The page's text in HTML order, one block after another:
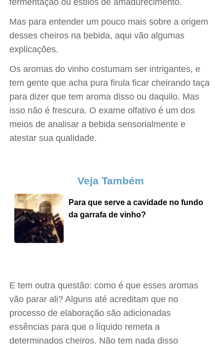
fermentação ou estilos de amadurecimento.
Mas para entender um pouco mais sobre a origem
desses cheiros na bebida, aqui vão algumas
explicações.
Os aromas do vinho costumam ser intrigantes, e
tem gente que acha pura firula ficar cheirando taça
para dizer que tem aroma disso ou daquilo. Mas
isso não é frescura. O exame olfativo é um dos
meios de analisar a bebida sensorialmente e
atestar sua qualidade.
Veja Também
Para que serve a cavidade no fundo
da garrafa de vinho?
E tem outra questão: como é que esses aromas
vão parar ali? Alguns até acreditam que no
processo de elaboração são adicionadas
essências para que o líquido remeta a
determinados cheiros. Não tem nada disso